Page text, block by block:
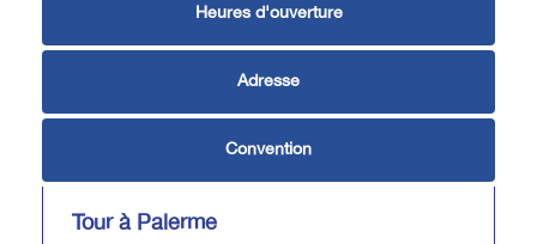
Heures d'ouverture
Adresse
Convention
Tour à Palerme